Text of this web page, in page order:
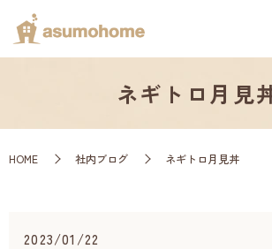
ネギトロ月見
HOME 社内ブログ ネギトロ月見丼
2023/01/22